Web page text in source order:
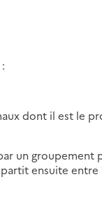
dont il est le
un groupement
ensuite